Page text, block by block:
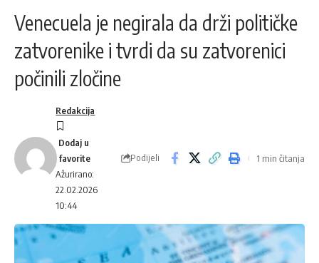
Venecuela je negirala da drži političke
zatvorenike i tvrdi da su zatvorenici
počinili zločine
Ažurirano:
22.02.2026
10:44
Redakcija
Podijeli 1 min čitanja